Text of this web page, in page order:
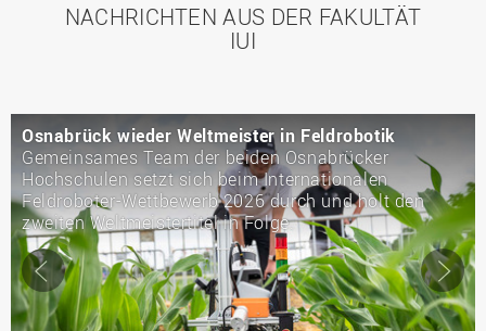
NACHRICHTEN AUS DER FAKULTÄT
IUI
Slider
←
holt den
Mobilität neu gedacht
25 Masterstudierende der Hochschule
entwickeln Ideen für die Stadt von
→